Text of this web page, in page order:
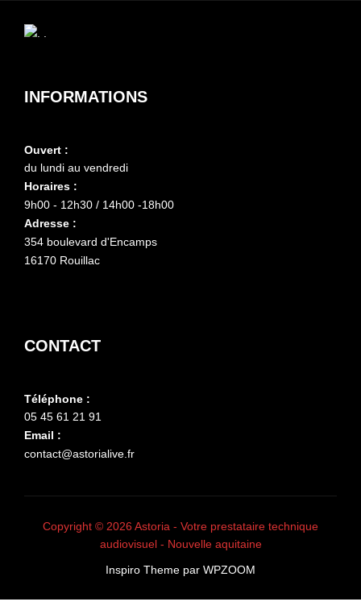
INFORMATIONS
Ouvert :
du lundi au vendredi
Horaires :
9h00 - 12h30 / 14h00 -18h00
Adresse :
354 boulevard d'Encamps
16170 Rouillac
CONTACT
Téléphone :
05 45 61 21 91
Email :
contact@astorialive.fr
Copyright © 2026 Astoria - Votre prestataire technique
audiovisuel - Nouvelle aquitaine
Inspiro Theme par WPZOOM